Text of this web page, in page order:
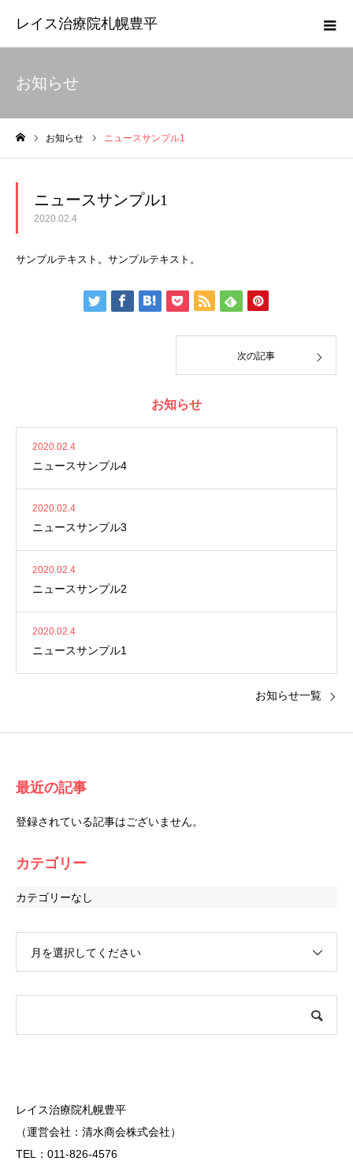
レイス治療院札幌豊平
お知らせ
お知らせ ニュースサンプル1
ニュースサンプル1
2020.02.4
サンプルテキスト。サンプルテキスト。
次の記事
お知らせ
2020.02.4
ニュースサンプル4
2020.02.4
ニュースサンプル3
2020.02.4
ニュースサンプル2
2020.02.4
ニュースサンプル1
お知らせ一覧
最近の記事
登録されている記事はございません。
カテゴリー
カテゴリーなし
月を選択してください
レイス治療院札幌豊平
（運営会社：清水商会株式会社）
TEL：011-826-4576